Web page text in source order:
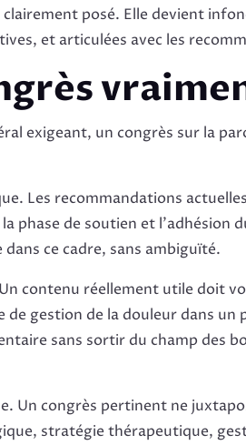
clairement posé. Elle devient
et articulées avec les
exigeant, un congrès sur la
Les recommandations
phase de soutien et l’adhésion
ce cadre, sans ambiguïté.
contenu réellement utile doit
gestion de la douleur dans
sans sortir du champ des
Un congrès pertinent ne
stratégie thérapeutique,